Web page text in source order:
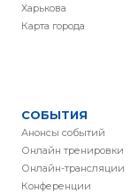
Харькова
Карта города
СОБЫТИЯ
Анонсы событий
Онлайн тренировки
Онлайн-трансляции
Конференции